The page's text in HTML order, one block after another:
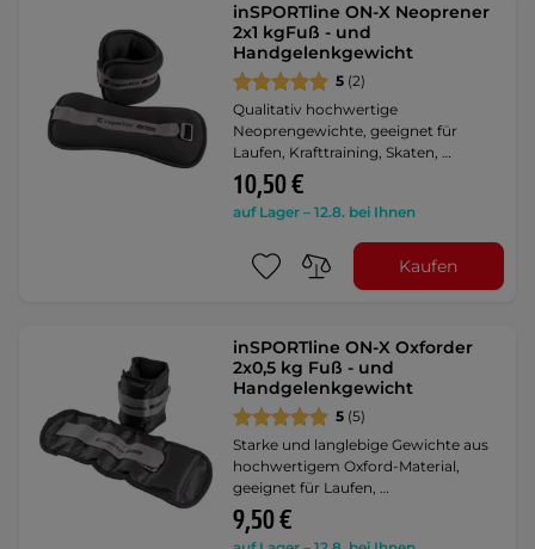
inSPORTline ON-X Neoprener
2x1 kgFuß - und
Handgelenkgewicht
5 (2)
Qualitativ hochwertige
Neoprengewichte, geeignet für
Laufen, Krafttraining, Skaten, …
10,50 €
auf Lager – 12.8. bei Ihnen
Kaufen
inSPORTline ON-X Oxforder
2x0,5 kg Fuß - und
Handgelenkgewicht
5 (5)
Starke und langlebige Gewichte aus
hochwertigem Oxford-Material,
geeignet für Laufen, …
9,50 €